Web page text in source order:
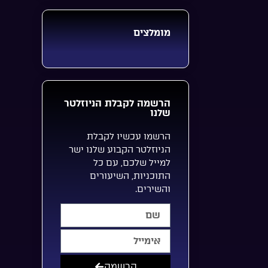
מומלצים
הרשמה לקבלת הניוזלטר
שלנו
הרשמו עכשיו לקבלת
הניוזלטר הקבוע שלנו ישר
למייל שלכם, עם כל
התוכניות, השיעורים
והשירים.